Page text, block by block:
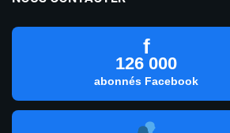
f
126 000
abonnés Facebook